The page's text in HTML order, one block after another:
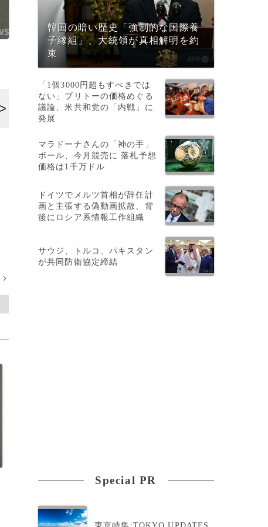
>
韓国の暗い歴史「強制的な国際養
子縁組」、大統領が真相解明を約
束
「1個3000円超もすべきでは
ない」ブリトーの価格めぐる
議論、米共和党の「内戦」に
発展
マラドーナさんの「神の手」
ボール、今月競売に 落札予想
価格は1千万ドル
ドイツでメルツ首相が辞任計
画と主張する偽動画拡散、背
後にロシア系情報工作組織
サウジ、トルコ、パキスタン
が共同防衛協定締結
Special PR
東京特集:TOKYO UPDATES